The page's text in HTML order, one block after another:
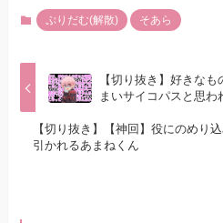
ぷりだむ(解散) そあら
【切り抜き】好きな
まいサイコパスと思わ
【切り抜き】【神回】役にのめり
引かれるあまねくん